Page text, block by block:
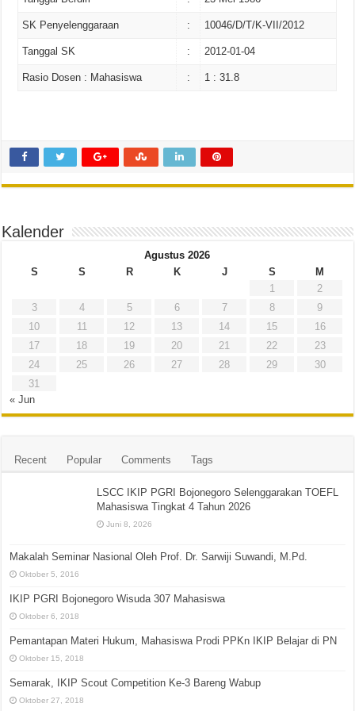
Kolaborasi ASEAN di Dolokgede: Mahasiswa Malaysia dan Indonesia
SK Penyelenggaraan : 10046/D/T/K-VII/2012
Tanggal SK : 2012-01-04
Rasio Dosen : Mahasiswa : 1 : 31.8
Kalender
Agustus 2026
S
S R K J S
M
1
2
3
4 5 6 7 8
9
10
11 12 13 14 15
16
17
18 19 20 21 22
23
24
25 26 27 28 29
30
31
« Jun
Recent Popular Comments Tags
LSCC IKIP PGRI Bojonegoro Selenggarakan TOEFL
Mahasiswa Tingkat 4 Tahun 2026
Juni 8, 2026
Makalah Seminar Nasional Oleh Prof. Dr. Sarwiji Suwandi, M.Pd.
Oktober 5, 2016
IKIP PGRI Bojonegoro Wisuda 307 Mahasiswa
Oktober 6, 2018
Pemantapan Materi Hukum, Mahasiswa Prodi PPKn IKIP Belajar di PN
Oktober 15, 2018
Semarak, IKIP Scout Competition Ke-3 Bareng Wabup
Oktober 27, 2018